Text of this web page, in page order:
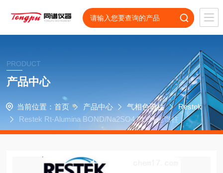
PRODUCT
产品中心
当前位置： 首页 产品中心 气相色谱柱
Restek
Restek Rt-Alumina BOND/Na2SO4 PLOT色谱柱